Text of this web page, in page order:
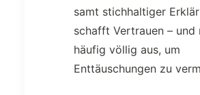
samt stichhaltiger
schafft Vertrauen – und
häufig völlig aus, um
Enttäuschungen zu